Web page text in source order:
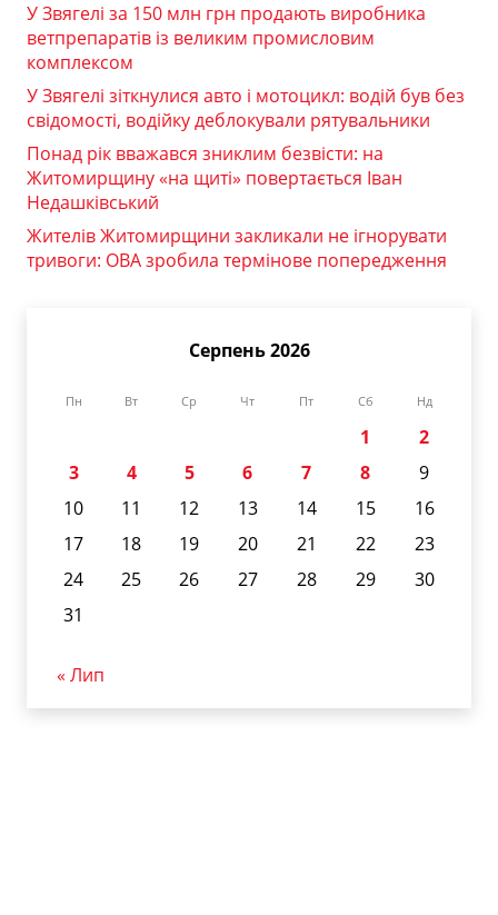
У Звягелі за 150 млн грн продають виробника
ветпрепаратів із великим промисловим
комплексом
У Звягелі зіткнулися авто і мотоцикл: водій був без
свідомості, водійку деблокували рятувальники
Понад рік вважався зниклим безвісти: на
Житомирщину «на щиті» повертається Іван
Недашківський
Жителів Житомирщини закликали не ігнорувати
тривоги: ОВА зробила термінове попередження
Серпень 2026
Пн Вт Ср Чт Пт Сб Нд
1
2
3
4 5 6 7 8
9
10
11 12 13 14 15
16
17
18 19 20 21 22
23
24
25 26 27 28 29
30
31
« Лип